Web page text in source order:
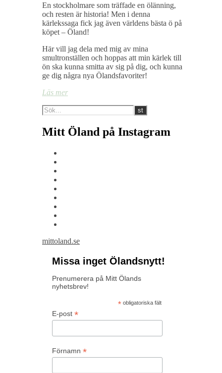
En stockholmare som träffade en ölänning,
och resten är historia! Men i denna
kärlekssaga fick jag även världens bästa ö på
köpet – Öland!
Här vill jag dela med mig av mina
smultronställen och hoppas att min kärlek till
ön ska kunna smitta av sig på dig, och kunna
ge dig några nya Ölandsfavoriter!
Läs mer
Mitt Öland på Instagram
mittoland.se
Missa inget Ölandsnytt!
Prenumerera på Mitt Ölands
nyhetsbrev!
*obligatoriska fält
E-post *
Förnamn *